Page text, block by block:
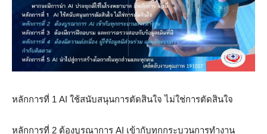
หลักการที่ 1 AI ใช้สนับสนุนการตัดสินใจ ไม่ใช่การตัดสินใจ
หลักการที่ 2 ต้องบูรณาการ AI เข้ากับทุกกระบวนการทำงาน